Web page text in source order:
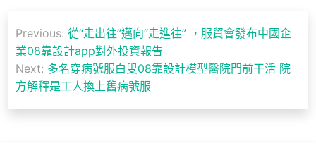
章
導
覽
Previous: 從“走出往”邁向“走進往” ，服貿會發布中國企
業08靠設計app對外投資報告
Next: 多名穿病號服白叟08靠設計模型醫院門前干活 院
方解釋是工人換上舊病號服